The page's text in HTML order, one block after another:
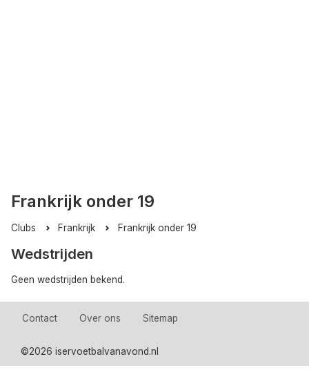
Frankrijk onder 19
Clubs Frankrijk Frankrijk onder 19
Wedstrijden
Geen wedstrijden bekend.
Contact Over ons Sitemap
©2026 iservoetbalvanavond.nl